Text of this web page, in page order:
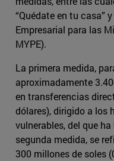
“Quédate en tu casa”
Empresarial para las
MYPE).
La primera medida,
aproximadamente
en transferencias
dólares), dirigido a los
vulnerables, del que
segunda medida, se
300 millones de soles